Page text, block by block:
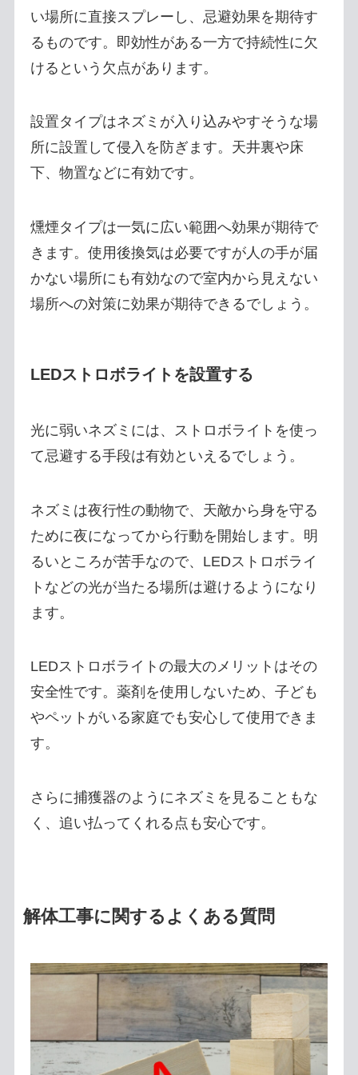
い場所に直接スプレーし、忌避効果を期待す
るものです。即効性がある一方で持続性に欠
けるという欠点があります。
設置タイプはネズミが入り込みやすそうな場
所に設置して侵入を防ぎます。天井裏や床
下、物置などに有効です。
燻煙タイプは一気に広い範囲へ効果が期待で
きます。使用後換気は必要ですが人の手が届
かない場所にも有効なので室内から見えない
場所への対策に効果が期待できるでしょう。
LEDストロボライトを設置する
光に弱いネズミには、ストロボライトを使っ
て忌避する手段は有効といえるでしょう。
ネズミは夜行性の動物で、天敵から身を守る
ために夜になってから行動を開始します。明
るいところが苦手なので、LEDストロボライ
トなどの光が当たる場所は避けるようになり
ます。
LEDストロボライトの最大のメリットはその
安全性です。薬剤を使用しないため、子ども
やペットがいる家庭でも安心して使用できま
す。
さらに捕獲器のようにネズミを見ることもな
く、追い払ってくれる点も安心です。
解体工事に関するよくある質問